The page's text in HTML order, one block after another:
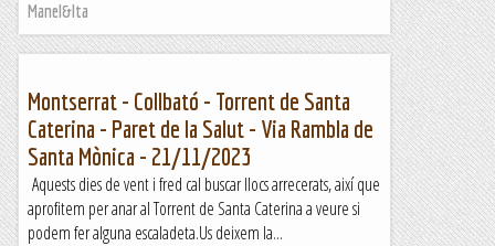
Manel&Ita
Montserrat - Collbató - Torrent de Santa
Caterina - Paret de la Salut - Via Rambla de
Santa Mònica - 21/11/2023
Aquests dies de vent i fred cal buscar llocs arrecerats, així que
aprofitem per anar al Torrent de Santa Caterina a veure si
podem fer alguna escaladeta.Us deixem la...